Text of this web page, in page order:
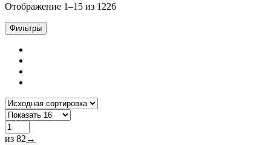
Отображение 1–15 из 1226
Фильтры
из 82 →